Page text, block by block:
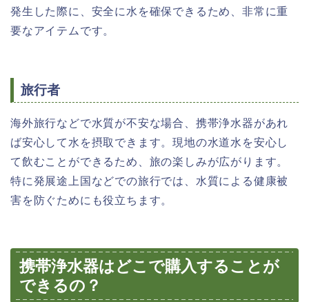
発生した際に、安全に水を確保できるため、非常に重
要なアイテムです。
旅行者
海外旅行などで水質が不安な場合、携帯浄水器があれ
ば安心して水を摂取できます。現地の水道水を安心し
て飲むことができるため、旅の楽しみが広がります。
特に発展途上国などでの旅行では、水質による健康被
害を防ぐためにも役立ちます。
携帯浄水器はどこで購入することが
できるの？